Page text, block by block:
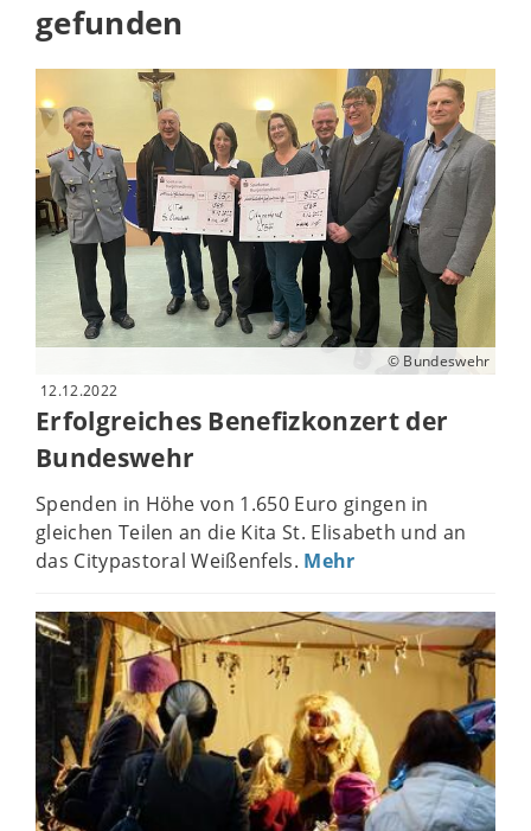
gefunden
© Bundeswehr
12.12.2022
Erfolgreiches Benefizkonzert der
Bundeswehr
Spenden in Höhe von 1.650 Euro gingen in
gleichen Teilen an die Kita St. Elisabeth und an
das Citypastoral Weißenfels. Mehr